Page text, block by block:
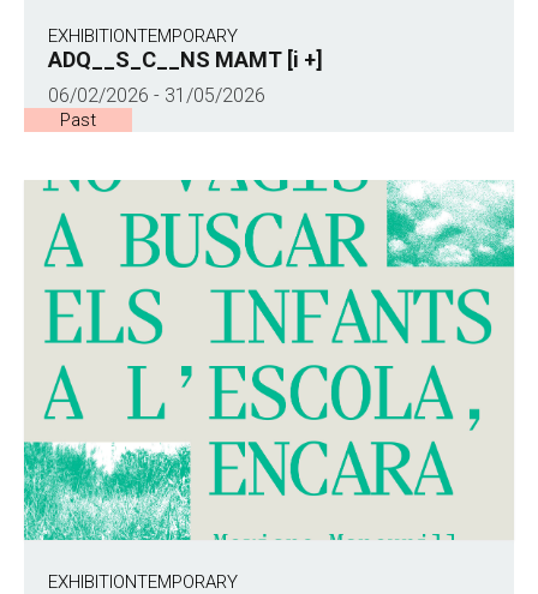
EXHIBITIONTEMPORARY
ADQ__S_C__NS MAMT [i +]
06/02/2026 - 31/05/2026
Past
EXHIBITIONTEMPORARY